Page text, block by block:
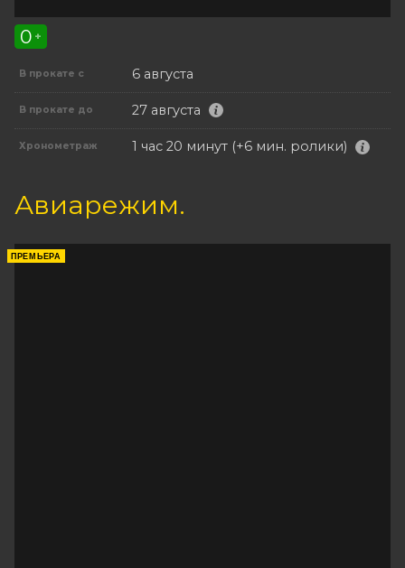
0 +
В прокате с 6 августа
В прокате до 27 августа
Хронометраж 1 час 20 минут (+6 мин. ролики)
Авиарежим.
ПРЕМЬЕРА